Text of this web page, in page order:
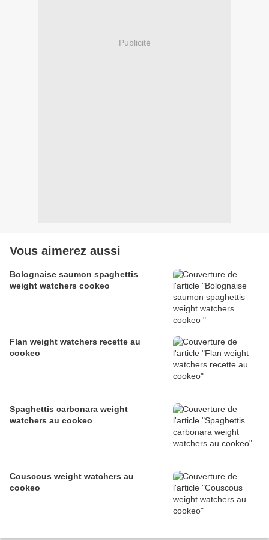
Publicité
Vous aimerez aussi
Bolognaise saumon spaghettis
weight watchers cookeo
Flan weight watchers recette au
cookeo
Spaghettis carbonara weight
watchers au cookeo
Couscous weight watchers au
cookeo